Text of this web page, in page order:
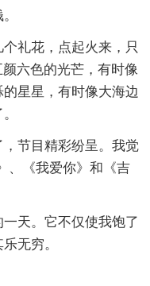
礼花，点起火来，只
六色的光芒，有时像
星星，有时像大海边
节目精彩纷呈。我觉
、《我爱你》和《吉
天。它不仅使我饱了
无穷。